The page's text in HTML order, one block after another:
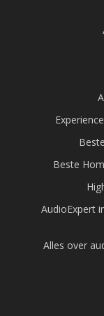
Beste
AudioExpert
Alles over